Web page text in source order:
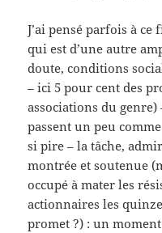
J’ai pensé parfois à ce
qui est d’une autre
doute, conditions
– ici 5 pour cent des
associations du
passent un peu
si pire – la tâche,
montrée et soutenue
occupé à mater les
actionnaires les
promet ?) : un